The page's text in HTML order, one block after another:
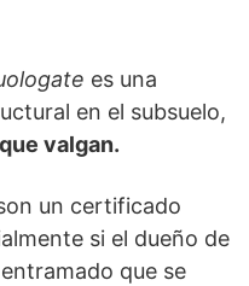
es una
en el subsuelo,
valgan.
un certificado
si el dueño de
que se